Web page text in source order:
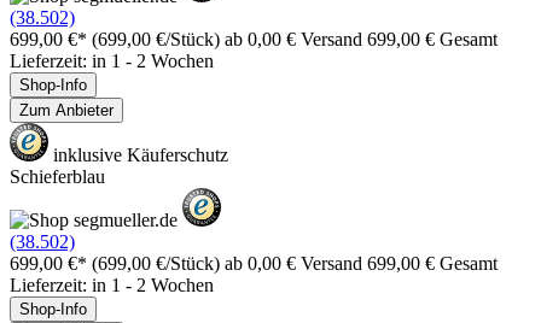
(38.502)
699,00 €* (699,00 €/Stück) ab 0,00 € Versand 699,00 € Gesamt
Lieferzeit: in 1 - 2 Wochen
Shop-Info
Zum Anbieter
inklusive Käuferschutz
Schieferblau
(38.502)
699,00 €* (699,00 €/Stück) ab 0,00 € Versand 699,00 € Gesamt
Lieferzeit: in 1 - 2 Wochen
Shop-Info